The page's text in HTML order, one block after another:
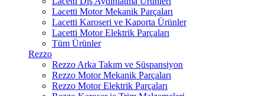
Lacetti Motor Mekanik Parçaları
Lacetti Karoseri ve Kaporta Ürünler
Lacetti Motor Elektrik Parçaları
Tüm Ürünler
Rezzo
Rezzo Arka Takım ve Süspansiyon
Rezzo Motor Mekanik Parçaları
Rezzo Motor Elektrik Parçaları